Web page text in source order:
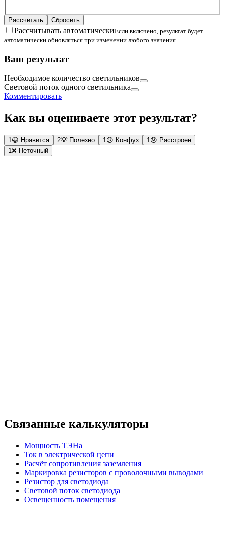
Рассчитать Сбросить
Рассчитывать автоматическиЕсли включено, результат будет
автоматически обновляться при изменении любого значения.
Ваш результат
Необходимое количество светильников
Световой поток одного светильника
Комментировать
Как вы оцениваете этот результат?
1😀 Нравится 2💡 Полезно 1😕 Конфуз 1😞 Расстроен
1❌ Неточный
Связанные калькуляторы
Мощность ТЭНа
Ток в электрической цепи
Расчёт сопротивления заземления
Маркировка резисторов с проволочными выводами
Резистор для светодиода
Световой поток светодиода
Освещенность помещения